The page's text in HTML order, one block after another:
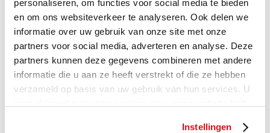
personaliseren, om functies voor social media te bieden
en om ons websiteverkeer te analyseren. Ook delen we
informatie over uw gebruik van onze site met onze
partners voor social media, adverteren en analyse. Deze
partners kunnen deze gegevens combineren met andere
informatie die u aan ze heeft verstrekt of die ze hebben
verzameld op basis van uw gebruik van hun services. U
Instellingen